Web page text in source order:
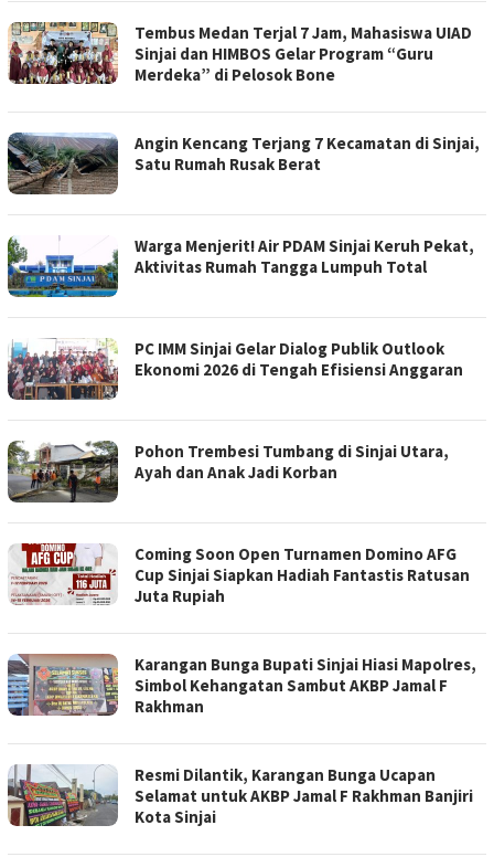
Tembus Medan Terjal 7 Jam, Mahasiswa UIAD
Sinjai dan HIMBOS Gelar Program “Guru
Merdeka” di Pelosok Bone
Angin Kencang Terjang 7 Kecamatan di Sinjai,
Satu Rumah Rusak Berat
Warga Menjerit! Air PDAM Sinjai Keruh Pekat,
Aktivitas Rumah Tangga Lumpuh Total
PC IMM Sinjai Gelar Dialog Publik Outlook
Ekonomi 2026 di Tengah Efisiensi Anggaran
Pohon Trembesi Tumbang di Sinjai Utara,
Ayah dan Anak Jadi Korban
Coming Soon Open Turnamen Domino AFG
Cup Sinjai Siapkan Hadiah Fantastis Ratusan
Juta Rupiah
Karangan Bunga Bupati Sinjai Hiasi Mapolres,
Simbol Kehangatan Sambut AKBP Jamal F
Rakhman
Resmi Dilantik, Karangan Bunga Ucapan
Selamat untuk AKBP Jamal F Rakhman Banjiri
Kota Sinjai